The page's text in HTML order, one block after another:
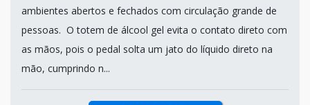
ambientes abertos e fechados com circulação grande de
pessoas. O totem de álcool gel evita o contato direto com
as mãos, pois o pedal solta um jato do líquido direto na
mão, cumprindo n...